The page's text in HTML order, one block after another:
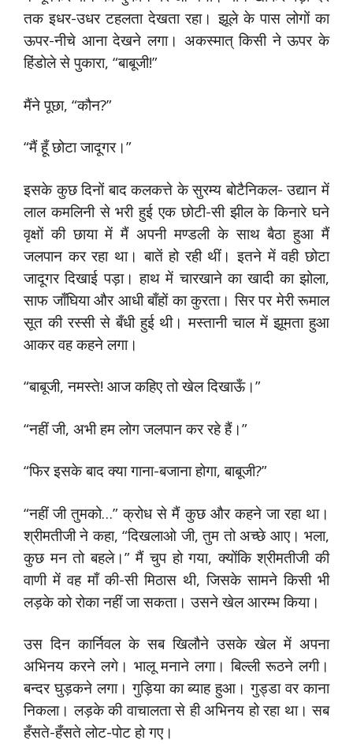
तक इधर-उधर टहलता देखता रहा। झूले के पास लोगों का
ऊपर-नीचे आना देखने लगा। अकस्मात् किसी ने ऊपर के
हिंडोले से पुकारा, “बाबूजी!”
मैंने पूछा, “कौन?”
“मैं हूँ छोटा जादूगर।”
इसके कुछ दिनों बाद कलकत्ते के सुरम्य बोटैनिकल- उद्यान में
लाल कमलिनी से भरी हुई एक छोटी-सी झील के किनारे घने
वृक्षों की छाया में मैं अपनी मण्डली के साथ बैठा हुआ मैं
जलपान कर रहा था। बातें हो रही थीं। इतने में वही छोटा
जादूगर दिखाई पड़ा। हाथ में चारखाने का खादी का झोला,
साफ जाँघिया और आधी बाँहों का कुरता। सिर पर मेरी रूमाल
सूत की रस्सी से बँधी हुई थी। मस्तानी चाल में झूमता हुआ
आकर वह कहने लगा।
“बाबूजी, नमस्ते! आज कहिए तो खेल दिखाऊँ।”
“नहीं जी, अभी हम लोग जलपान कर रहे हैं।”
“फिर इसके बाद क्या गाना-बजाना होगा, बाबूजी?”
“नहीं जी तुमको…” क्रोध से मैं कुछ और कहने जा रहा था।
श्रीमतीजी ने कहा, “दिखलाओ जी, तुम तो अच्छे आए। भला,
कुछ मन तो बहले।” मैं चुप हो गया, क्योंकि श्रीमतीजी की
वाणी में वह माँ की-सी मिठास थी, जिसके सामने किसी भी
लड़के को रोका नहीं जा सकता। उसने खेल आरम्भ किया।
उस दिन कार्निवल के सब खिलौने उसके खेल में अपना
अभिनय करने लगे। भालू मनाने लगा। बिल्ली रूठने लगी।
बन्दर घुड़कने लगा। गुड़िया का ब्याह हुआ। गुड्डा वर काना
निकला। लड़के की वाचालता से ही अभिनय हो रहा था। सब
हँसते-हँसते लोट-पोट हो गए।